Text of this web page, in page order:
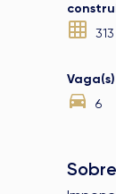
Vaga(s)
6